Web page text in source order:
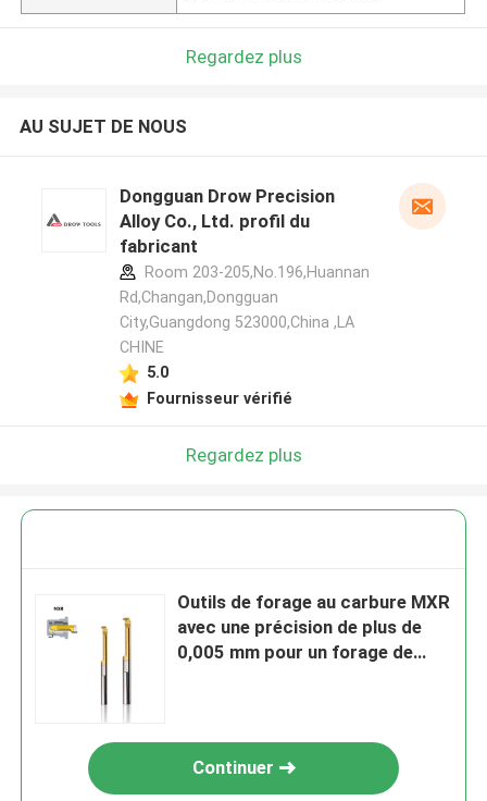
Regardez plus
AU SUJET DE NOUS
Dongguan Drow Precision
Alloy Co., Ltd. profil du
fabricant
Room 203-205,No.196,Huannan
Rd,Changan,Dongguan
City,Guangdong 523000,China ,LA
CHINE
5.0
Fournisseur vérifié
Regardez plus
Outils de forage au carbure MXR
avec une précision de plus de
0,005 mm pour un forage de
Continuer